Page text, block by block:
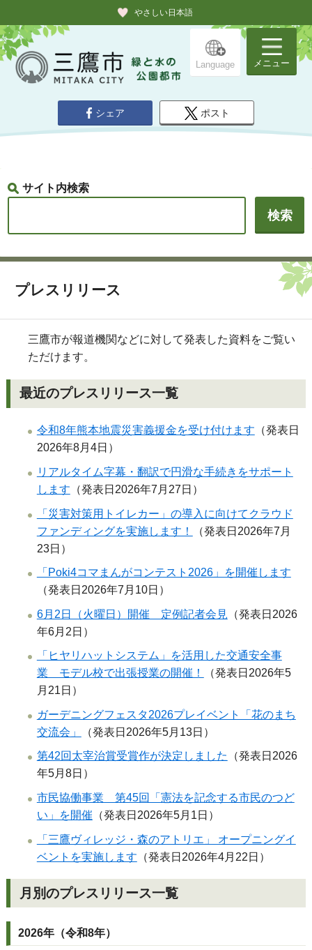
やさしい日本語
Language メニュー
シェア ポスト
サイト内検索
プレスリリース
三鷹市が報道機関などに対して発表した資料をご覧い
ただけます。
最近のプレスリリース一覧
令和8年熊本地震災害義援金を受け付けます （発表日
2026年8月4日）
リアルタイム字幕・翻訳で円滑な手続きをサポート
します （発表日2026年7月27日）
「災害対策用トイレカー」の導入に向けてクラウド
ファンディングを実施します！
（発表日2026年7月
23日）
「Poki4コマまんがコンテスト2026」を開催します
（発表日2026年7月10日）
6月2日（火曜日）開催 定例記者会見 （発表日2026
年6月2日）
「ヒヤリハットシステム」を活用した交通安全事
業 モデル校で出張授業の開催！
（発表日2026年5
月21日）
ガーデニングフェスタ2026プレイベント「花のまち
交流会」
（発表日2026年5月13日）
第42回太宰治賞受賞作が決定しました
（発表日2026
年5月8日）
市民協働事業 第45回「憲法を記念する市民のつど
い」を開催 （発表日2026年5月1日）
「三鷹ヴィレッジ・森のアトリエ」 オープニングイ
ベントを実施します （発表日2026年4月22日）
月別のプレスリリース一覧
2026年（令和8年）